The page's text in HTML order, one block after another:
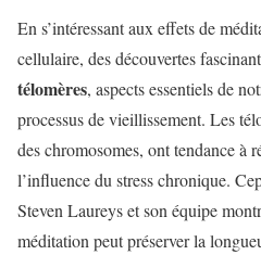
En s’intéressant aux effets de
cellulaire, des découvertes
télomères, aspects essentiels de
processus de vieillissement. Les
des chromosomes, ont tendance à
l’influence du stress chronique.
Steven Laureys et son équipe
méditation peut préserver la